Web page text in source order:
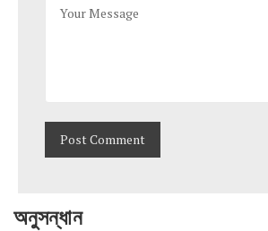
অনুসন্ধান